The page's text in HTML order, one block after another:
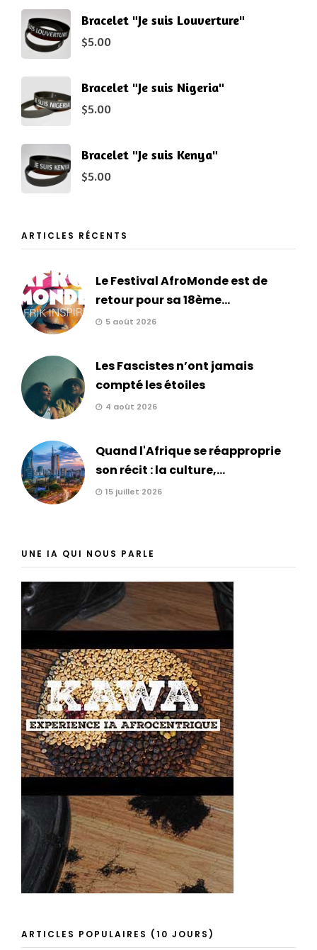
Bracelet "Je suis Louverture"
$5.00
Bracelet "Je suis Nigeria"
$5.00
Bracelet "Je suis Kenya"
$5.00
ARTICLES RÉCENTS
Le Festival AfroMonde est de
retour pour sa 18ème...
5 août 2026
Les Fascistes n’ont jamais
compté les étoiles
4 août 2026
Quand l'Afrique se réapproprie
son récit : la culture,...
15 juillet 2026
UNE IA QUI NOUS PARLE
ARTICLES POPULAIRES (10 JOURS)